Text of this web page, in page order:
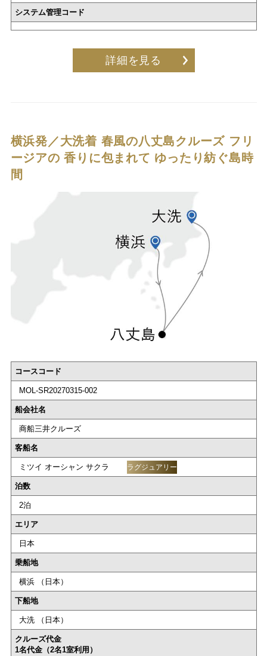
システム管理コード
詳細を見る
横浜発／大洗着 春風の八丈島クルーズ フリ
ージアの 香りに包まれて ゆったり紡ぐ島時
間
コースコード
MOL-SR20270315-002
船会社名
商船三井クルーズ
客船名
ミツイ オーシャン サクラ ラグジュアリー
泊数
2泊
エリア
日本
乗船地
横浜 （日本）
下船地
大洗 （日本）
クルーズ代金
1名代金（2名1室利用）